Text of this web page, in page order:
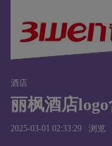
酒店
丽枫酒店
2025-03-01 02:33:29 浏览